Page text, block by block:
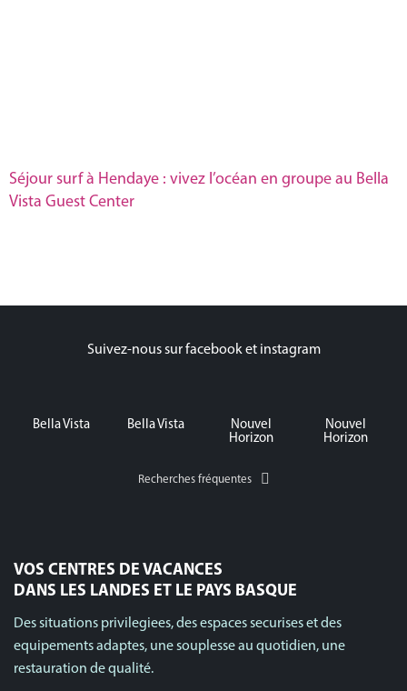
Séjour surf à Hendaye : vivez l’océan en groupe au Bella
Vista Guest Center
Suivez-nous sur facebook et instagram
Bella Vista Bella Vista
Nouvel
Horizon
Nouvel
Horizon
Recherches fréquentes
VOS CENTRES DE VACANCES
DANS LES LANDES ET LE PAYS BASQUE
Des situations privilegiees, des espaces securises et des
equipements adaptes, une souplesse au quotidien, une
restauration de qualité.